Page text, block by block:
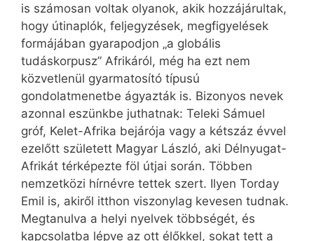
is számosan voltak olyanok, akik hozzájárultak,
hogy útinaplók, feljegyzések, megfigyelések
formájában gyarapodjon „a globális
tudáskorpusz” Afrikáról, még ha ezt nem
közvetlenül gyarmatosító típusú
gondolatmenetbe ágyazták is. Bizonyos nevek
azonnal eszünkbe juthatnak: Teleki Sámuel
gróf, Kelet-Afrika bejárója vagy a kétszáz évvel
ezelőtt született Magyar László, aki Délnyugat-
Afrikát térképezte föl útjai során. Többen
nemzetközi hírnévre tettek szert. Ilyen Torday
Emil is, akiről itthon viszonylag kevesen tudnak.
Megtanulva a helyi nyelvek többségét, és
kapcsolatba lépve az ott élőkkel, sokat tett a